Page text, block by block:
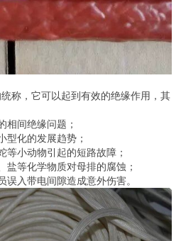
称，它可以起到有效的绝缘作用，其
相间绝缘问题；
型化的发展趋势；
等小动物引起的短路故障；
盐等化学物质对母排的腐蚀；
入带电间隙造成意外伤害。